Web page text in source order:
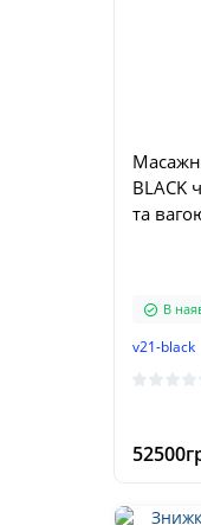
BLACK
та
В
v21-black